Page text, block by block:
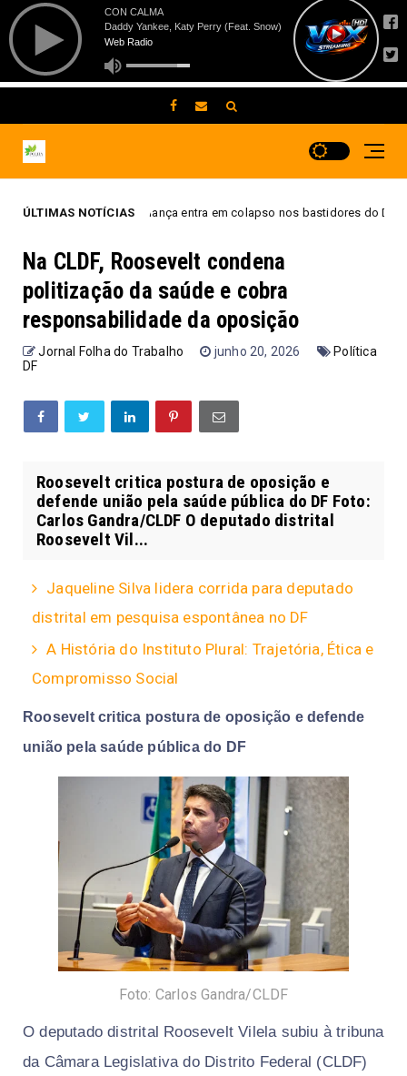
ÚLTIMAS NOTÍCIAS
e aliança entra em colapso nos bastidores do DF Destaque
Na CLDF, Roosevelt condena
politização da saúde e cobra
responsabilidade da oposição
Jornal Folha do Trabalho junho 20, 2026
Política
DF
Roosevelt critica postura de oposição e
defende união pela saúde pública do DF Foto:
Carlos Gandra/CLDF ​O deputado distrital
Roosevelt Vil...
Jaqueline Silva lidera corrida para deputado
distrital em pesquisa espontânea no DF
A História do Instituto Plural: Trajetória, Ética e
Compromisso Social
Roosevelt critica postura de oposição e defende
união pela saúde pública do DF
Foto: Carlos Gandra/CLDF
​O deputado distrital Roosevelt Vilela subiu à tribuna
da Câmara Legislativa do Distrito Federal (CLDF)